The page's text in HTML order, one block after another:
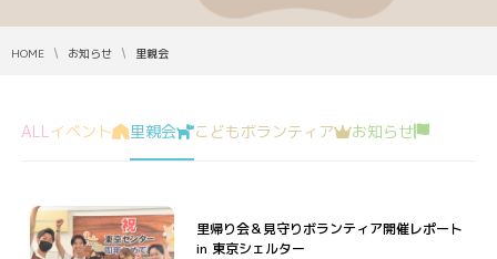
HOME お知らせ 里親会
ALLイベント 里親会 こどもボランティア お知らせ
里帰り会＆見守りボランティア開催レポート
in 東京シェルター